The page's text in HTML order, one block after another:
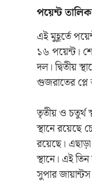
পয়েন্ট
এই মুহূর্তে
১৬ পয়েন্ট।
দল। দ্বিতীয়
গুজরাতের প্লে
তৃতীয় ও চতুর্থ
স্থানে রয়েছে
রয়েছে।
স্থানে। এই
সুপার